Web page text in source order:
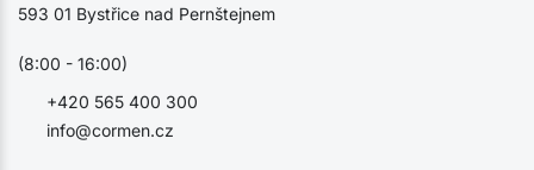
info@cormen.cz
+420 565 400 300
593 01 Bystřice nad Pernštejnem
(8:00 - 16:00)